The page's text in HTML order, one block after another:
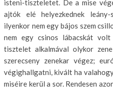
isteni-tiszteletet. De a mise
ajtók elé helyezkednek
ilyenkor nem egy bájos szem
nem egy csinos lábacskát
tisztelet alkal­mával olykor
szerecseny zenekar végez;
végighallgatni, kivált ha
miséire kerül a sor. Rendesen